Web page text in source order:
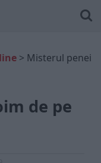
> Misterul penei
de pe